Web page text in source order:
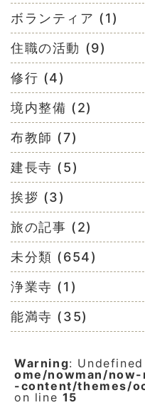
ボランティア (1)
住職の活動 (9)
修行 (4)
境内整備 (2)
布教師 (7)
建長寺 (5)
挨拶 (3)
旅の記事 (2)
未分類 (654)
浄業寺 (1)
能満寺 (35)
Warning:
ome/nowman/
-content/themes/
on line 15